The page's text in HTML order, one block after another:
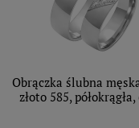
Obrączka ślubna
złoto 585,